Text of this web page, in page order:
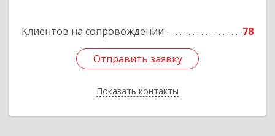
Клиентов на сопровождении 78
Отправить заявку
Показать контакты
Отправить заявку
Назад